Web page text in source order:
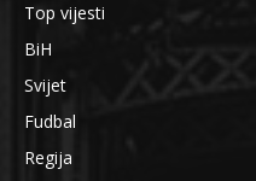
Top vijesti
BiH
Svijet
Fudbal
Regija